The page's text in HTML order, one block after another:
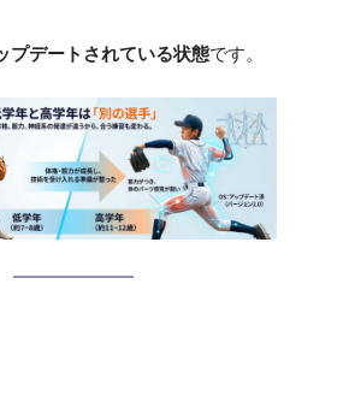
プデートされている状態です。